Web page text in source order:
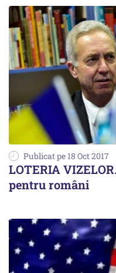
Publicat pe 18 Oct 2017
LOTERIA
pentru români